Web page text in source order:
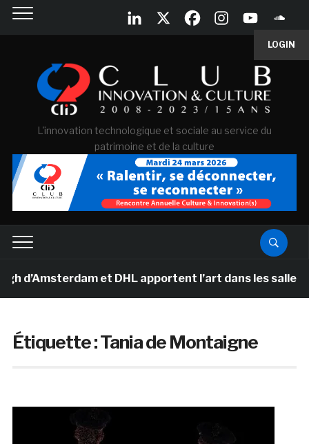
LOGIN
L'innovation technologique et sociale au service du
patrimoine et de la culture
et DHL apportent l’art dans les salles de
Étiquette :Tania de Montaigne